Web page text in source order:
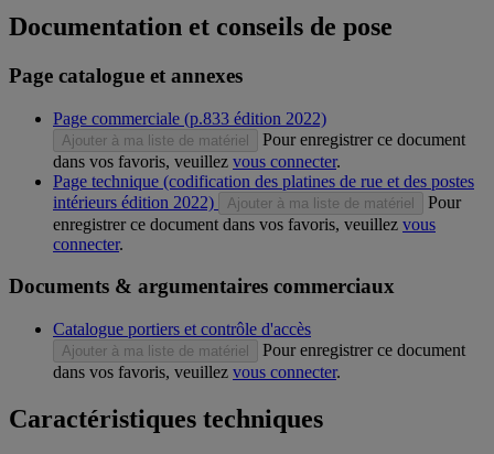
Documentation et conseils de pose
Page catalogue et annexes
Page commerciale (p.833 édition 2022)
Ajouter à ma liste de matériel
Pour enregistrer ce document
dans vos favoris, veuillez vous connecter.
Page technique (codification des platines de rue et des postes
intérieurs édition 2022)
Ajouter à ma liste de matériel
Pour
enregistrer ce document dans vos favoris, veuillez vous
connecter.
Documents & argumentaires commerciaux
Catalogue portiers et contrôle d'accès
Ajouter à ma liste de matériel
Pour enregistrer ce document
dans vos favoris, veuillez vous connecter.
Caractéristiques techniques